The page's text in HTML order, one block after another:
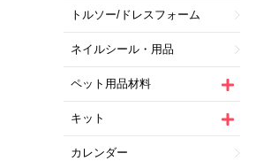
トルソー/ドレスフォーム
ネイルシール・用品
ペット用品材料
キット
カレンダー